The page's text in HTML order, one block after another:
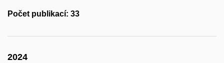
Počet publikací: 33
2024